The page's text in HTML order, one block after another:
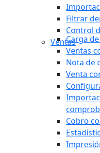
Filtrar
Control
VentasCarga
Ventas
Nota de
Venta
Cobro